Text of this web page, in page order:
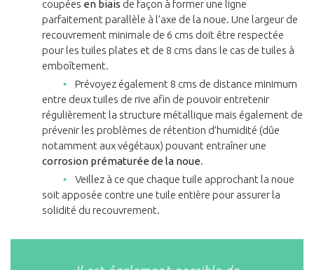
coupées en biais de façon à former une ligne
parfaitement parallèle à l’axe de la noue. Une largeur de
recouvrement minimale de 6 cms doit être respectée
pour les tuiles plates et de 8 cms dans le cas de tuiles à
emboîtement.
Prévoyez également 8 cms de distance minimum
entre deux tuiles de rive afin de pouvoir entretenir
régulièrement la structure métallique mais également de
prévenir les problèmes de rétention d’humidité (dûe
notamment aux végétaux) pouvant entraîner une
corrosion prématurée de la noue.
Veillez à ce que chaque tuile approchant la noue
soit apposée contre une tuile entière pour assurer la
solidité du recouvrement.